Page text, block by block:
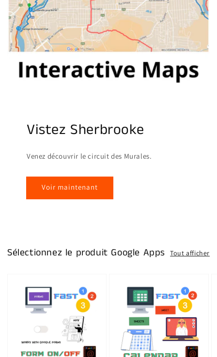
Vistez Sherbrooke
Venez découvrir le circuit des Murales.
Voir maintenant
Sélectionnez le produit Google Apps Tout afficher